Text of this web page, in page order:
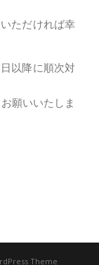
ただければ幸
以降に順次対
願いいたしま
Theme